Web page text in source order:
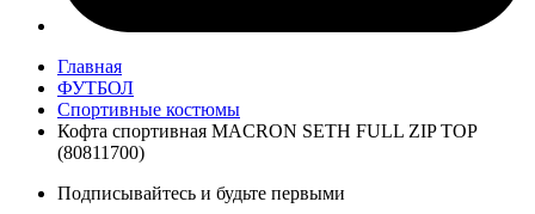
Главная
ФУТБОЛ
Спортивные костюмы
Кофта спортивная MACRON SETH FULL ZIP TOP
(80811700)
Подписывайтесь и будьте первыми